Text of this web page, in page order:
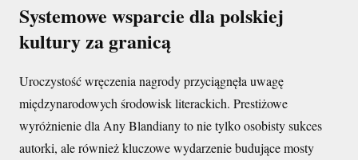
Systemowe wsparcie dla polskiej
kultury za granicą
Uroczystość wręczenia nagrody przyciągnęła uwagę
międzynarodowych środowisk literackich. Prestiżowe
wyróżnienie dla Any Blandiany to nie tylko osobisty sukces
autorki, ale również kluczowe wydarzenie budujące mosty